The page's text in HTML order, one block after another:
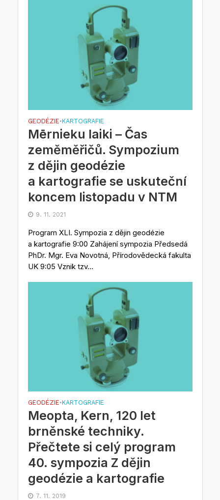
GEODÉZIE•KARTOGRAFIE
Mērnieku laiki – Čas
zeměměřičů. Sympozium
z dějin geodézie
a kartografie se uskuteční
koncem listopadu v NTM
9. 11. 2021
Program XLI. Sympozia z dějin geodézie
a kartografie 9:00 Zahájení sympozia Předsedá
PhDr. Mgr. Eva Novotná, Přírodovědecká fakulta
UK 9:05 Vznik tzv...
GEODÉZIE•KARTOGRAFIE
Meopta, Kern, 120 let
brněnské techniky.
Přečtete si celý program
40. sympozia Z dějin
geodézie a kartografie
7. 11. 2019